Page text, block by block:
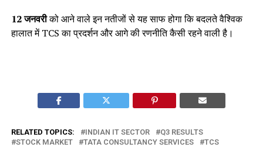
12 जनवरीको आने वाले इन नतीजों से यह साफ होगा कि बदलते वैश्विक
हालात में TCS का प्रदर्शन और आगे की रणनीति कैसी रहने वाली है।
RELATED TOPICS: INDIAN IT SECTOR
Q3 RESULTS
STOCK MARKET
TATA CONSULTANCY SERVICES TCS